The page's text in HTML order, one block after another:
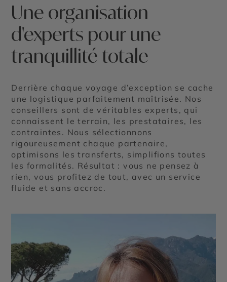
Une organisation
d'experts pour une
tranquillité totale
Derrière chaque voyage d’exception se cache
une logistique parfaitement maîtrisée. Nos
conseillers sont de véritables experts, qui
connaissent le terrain, les prestataires, les
contraintes. Nous sélectionnons
rigoureusement chaque partenaire,
optimisons les transferts, simplifions toutes
les formalités. Résultat : vous ne pensez à
rien, vous profitez de tout, avec un service
fluide et sans accroc.